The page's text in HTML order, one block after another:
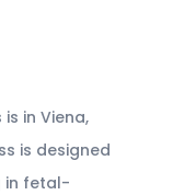
in Viena,
is designed
in fetal-